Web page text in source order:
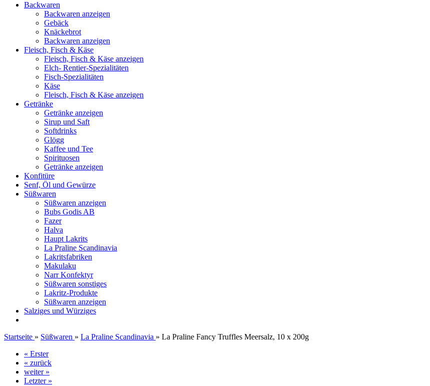
Backwaren
Backwaren anzeigen
Gebäck
Knäckebrot
Backwaren anzeigen
Fleisch, Fisch & Käse
Fleisch, Fisch & Käse anzeigen
Elch- Rentier-Spezialitäten
Fisch-Spezialitäten
Käse
Fleisch, Fisch & Käse anzeigen
Getränke
Getränke anzeigen
Sirup und Saft
Softdrinks
Glögg
Kaffee und Tee
Spirituosen
Getränke anzeigen
Konfitüre
Senf, Öl und Gewürze
Süßwaren
Süßwaren anzeigen
Bubs Godis AB
Fazer
Halva
Haupt Lakrits
La Praline Scandinavia
Lakritsfabriken
Makulaku
Narr Konfektyr
Süßwaren sonstiges
Lakritz-Produkte
Süßwaren anzeigen
Salziges und Würziges
Startseite » Süßwaren » La Praline Scandinavia » La Praline Fancy Truffles Meersalz, 10 x 200g
« Erster
« zurück
weiter »
Letzter »